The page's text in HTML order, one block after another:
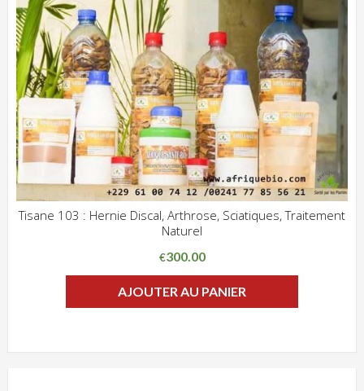
Tisane 103 : Hernie Discal, Arthrose, Sciatiques, Traitement
Naturel
€300.00
AJOUTER AU PANIER